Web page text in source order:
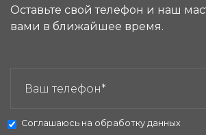
Оставьте свой телефон и наш
вами в ближайшее время.
Соглашаюсь на обработку данных